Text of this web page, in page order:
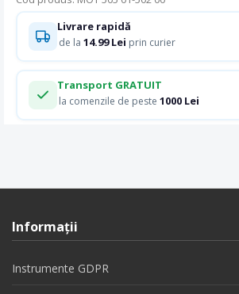
Livrare rapidă
de la 14.99 Lei prin curier
Transport GRATUIT
la comenzile de peste 1000 Lei
Informaţii
Instrumente GDPR